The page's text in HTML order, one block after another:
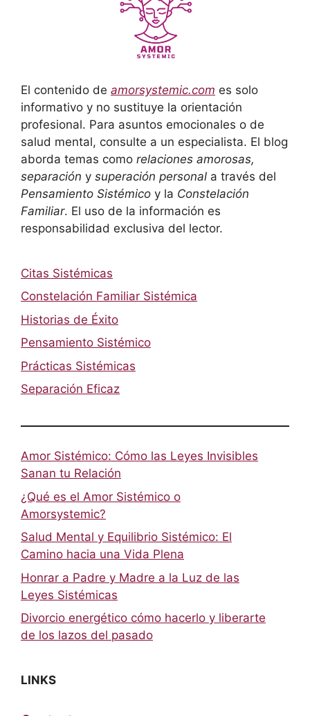
El contenido de amorsystemic.com es solo
informativo y no sustituye la orientación
profesional. Para asuntos emocionales o de
salud mental, consulte a un especialista. El blog
aborda temas como relaciones amorosas,
separación y superación personal a través del
Pensamiento Sistémico y la Constelación
Familiar. El uso de la información es
responsabilidad exclusiva del lector.
Citas Sistémicas
Constelación Familiar Sistémica
Historias de Éxito
Pensamiento Sistémico
Prácticas Sistémicas
Separación Eficaz
Amor Sistémico: Cómo las Leyes Invisibles
Sanan tu Relación
¿Qué es el Amor Sistémico o
Amorsystemic?
Salud Mental y Equilibrio Sistémico: El
Camino hacia una Vida Plena
Honrar a Padre y Madre a la Luz de las
Leyes Sistémicas
Divorcio energético cómo hacerlo y liberarte
de los lazos del pasado
LINKS